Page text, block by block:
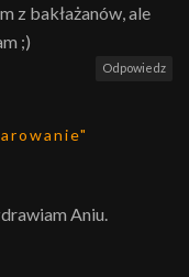
z bakłażanów, ale
;)
Odpowiedz
Aniu.